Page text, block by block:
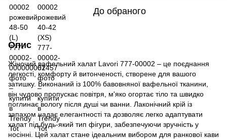
До обраного
Опис
Жіночий вафельний халат Lavori 777-00002 – це поєднання
легкості, комфорту й витонченості, створене для вашого
затишку. Виконаний із 100% бавовняної вафельної тканини,
він чудово пропускає повітря, м'яко огортає тіло та швидко
поглинає вологу після душі чи ванни. Лаконічний крій із
запахом надає елегантності та дозволяє легко адаптувати
халат під будь-який тип фігури, забезпечуючи зручність у
носінні. Цей халат стане ідеальним вибором для ранкової кави